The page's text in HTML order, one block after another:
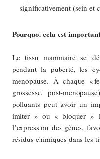
significativement (sein et
Pourquoi cela est
Le tissu mammaire se
pendant la puberté, les
ménopause. À chaque «
grossesse,
polluants peut avoir un
imiter » ou « bloquer »
l’expression des gènes,
résidus chimiques dans les